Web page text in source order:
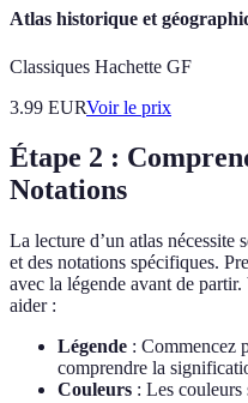
Atlas historique et
Classiques Hachette GF
3.99 EURVoir le prix
Étape 2 :
Notations
La lecture d’un atlas nécessite
et des notations spécifiques.
avec la légende avant de
aider :
Légende : Commencez
comprendre la
Couleurs : Les couleurs